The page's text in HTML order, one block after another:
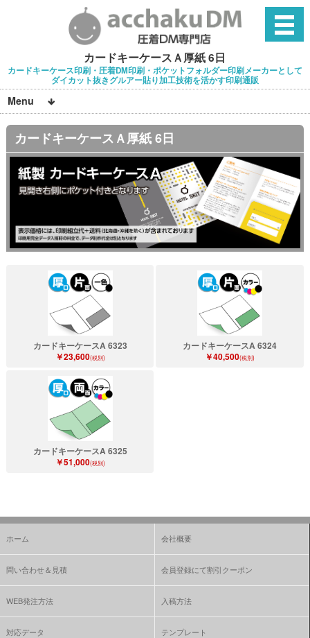
カードキーケースＡ厚紙 6日
カードキーケース印刷・圧着DM印刷・ポケットフォルダー印刷メーカーとして
ダイカット抜きグルアー貼り加工技術を活かす印刷通販
Menu
カードキーケースＡ厚紙 6日
カードキーケースA 6323
￥23,600(税別)
カードキーケースA 6324
￥40,500(税別)
カードキーケースA 6325
￥51,000(税別)
ホーム 会社概要
問い合わせ＆見積 会員登録にて割引クーポン
WEB発注方法 入稿方法
対応データ テンプレート